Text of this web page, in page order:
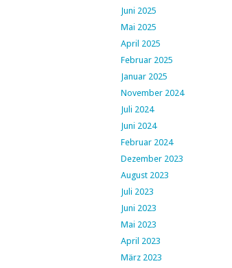
Juni 2025
Mai 2025
April 2025
Februar 2025
Januar 2025
November 2024
Juli 2024
Juni 2024
Februar 2024
Dezember 2023
August 2023
Juli 2023
Juni 2023
Mai 2023
April 2023
März 2023